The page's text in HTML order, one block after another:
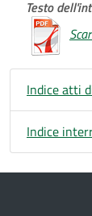
Testo
Indice atti
Indice